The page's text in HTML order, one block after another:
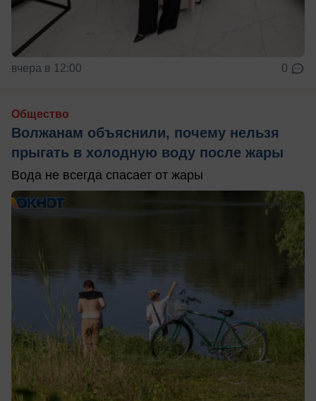
вчера в 12:00 0
Общество
Волжанам объяснили, почему нельзя
прыгать в холодную воду после жары
Вода не всегда спасает от жары